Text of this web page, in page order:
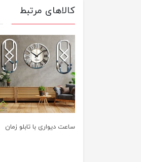
کالاهای مرتبط
ساعت دیواری با تابلو زمان